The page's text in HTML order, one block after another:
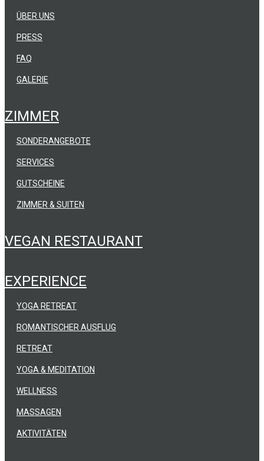
ÜBER UNS
PRESS
FAQ
GALERIE
ZIMMER
ZIMMER & SUITEN
SONDERANGEBOTE
SERVICES
GUTSCHEINE
VEGAN RESTAURANT
EXPERIENCE
YOGA & MEDITATION
WELLNESS
MASSAGEN
AKTIVITÄTEN
YOGA RETREAT
ROMANTISCHER AUSFLUG
RETREAT